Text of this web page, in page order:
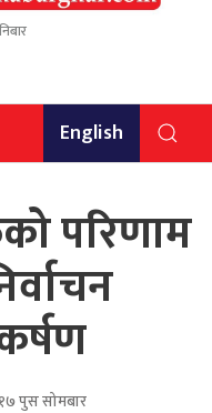
English
परिणाम
पुस सोमबार